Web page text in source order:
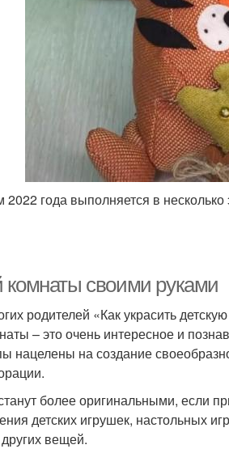
года выполняется в несколько
комнаты своими руками
родителей «Как украсить
– это очень интересное и
нацелены на создание
более оригинальными, если
детских игрушек, настольных
вещей.